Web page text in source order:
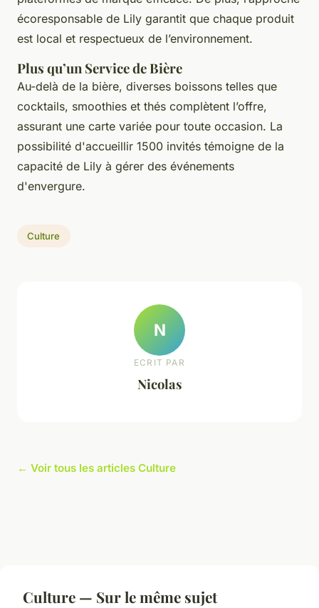
écoresponsable de Lily garantit que chaque produit
est local et respectueux de l’environnement.
Plus qu’un Service de Bière
Au-delà de la bière, diverses boissons telles que
cocktails, smoothies et thés complètent l’offre,
assurant une carte variée pour toute occasion. La
possibilité d'accueillir 1500 invités témoigne de la
capacité de Lily à gérer des événements
d'envergure.
Culture
N
ECRIT PAR
Nicolas
← Voir tous les articles Culture
Culture — Sur le même sujet